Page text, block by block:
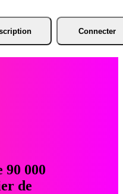
Connecter
90 000
de